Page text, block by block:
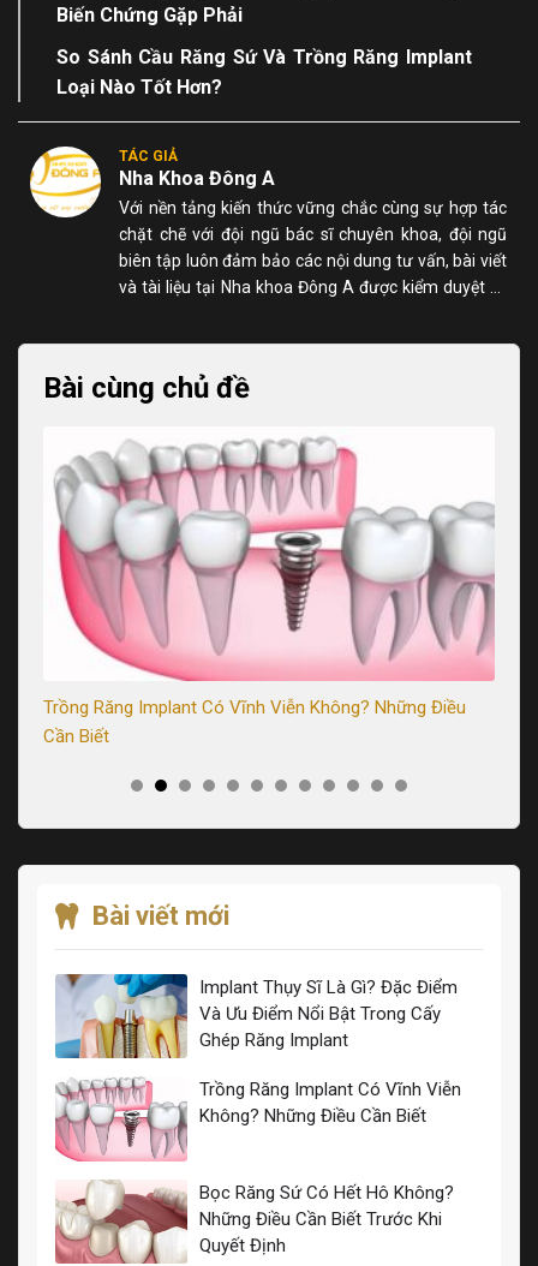
Biến Chứng Gặp Phải
So Sánh Cầu Răng Sứ Và Trồng Răng Implant
Loại Nào Tốt Hơn?
TÁC GIẢ
Nha Khoa Đông A
Với nền tảng kiến thức vững chắc cùng sự hợp tác
chặt chẽ với đội ngũ bác sĩ chuyên khoa, đội ngũ
biên tập luôn đảm bảo các nội dung tư vấn, bài viết
và tài liệu tại Nha khoa Đông A được kiểm duyệt kỹ
Bài cùng chủ đề
Trồng Răng Implant Có Vĩnh Viễn Không? Những Điều
Cần Biết
Bài viết mới
Implant Thụy Sĩ Là Gì? Đặc Điểm
Và Ưu Điểm Nổi Bật Trong Cấy
Ghép Răng Implant
Trồng Răng Implant Có Vĩnh Viễn
Không? Những Điều Cần Biết
Bọc Răng Sứ Có Hết Hô Không?
Những Điều Cần Biết Trước Khi
Quyết Định